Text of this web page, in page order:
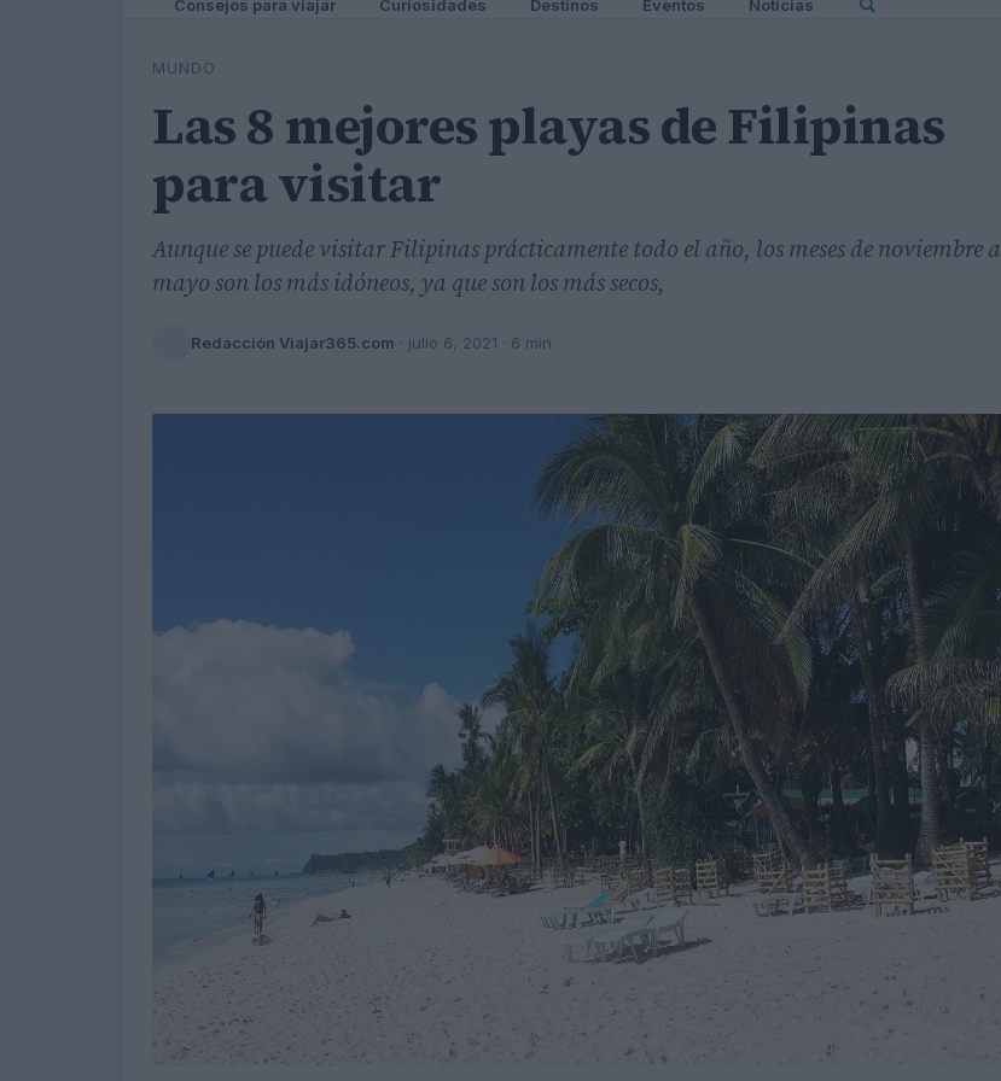
Consejos para viajar Curiosidades Destinos Eventos Noticias
MUNDO
Las 8 mejores playas de Filipinas
para visitar
Aunque se puede visitar Filipinas prácticamente todo el año, los meses de noviembre a
mayo son los más idóneos, ya que son los más secos,
Redacción Viajar365.com · julio 6, 2021 · 6 min